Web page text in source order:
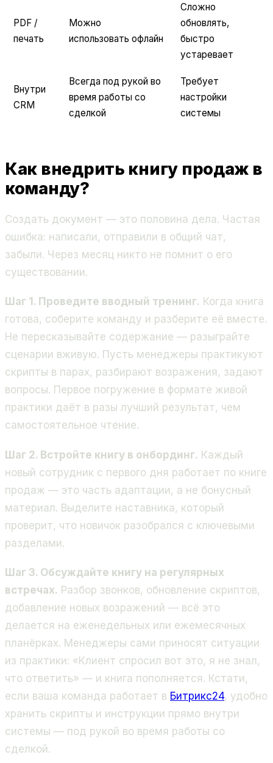
PDF /
печать
Можно
использовать офлайн
Сложно
обновлять,
быстро
устаревает
Внутри
CRM
Всегда под рукой во
время работы со
сделкой
Требует
настройки
системы
Как внедрить книгу продаж в
команду?
Создать документ — это половина дела. Частая
ошибка: написали, отправили в общий чат,
забыли. Через месяц никто не помнит о его
существовании.
Шаг 1. Проведите вводный тренинг. Когда книга
готова, соберите команду и разберите её вместе.
Не пересказывайте содержание — разыграйте
сценарии вживую. Пусть менеджеры практикуют
скрипты в парах, разбирают возражения, задают
вопросы. Первое погружение в формате живой
практики даёт в разы лучший результат, чем
самостоятельное чтение.
Шаг 2. Встройте книгу в онбординг. Каждый
новый сотрудник с первого дня работает по книге
продаж — это часть адаптации, а не бонусный
материал. Выделите наставника, который
проверит, что новичок разобрался с ключевыми
разделами.
Шаг 3. Обсуждайте книгу на регулярных
встречах. Разбор звонков, обновление скриптов,
добавление новых возражений — всё это
делается на еженедельных или ежемесячных
планёрках. Менеджеры сами приносят ситуации
из практики: «Клиент спросил вот это, я не знал,
что ответить» — и книга пополняется. Кстати,
если ваша команда работает в Битрикс24, удобно
хранить скрипты и инструкции прямо внутри
системы — под рукой во время работы со
сделкой.